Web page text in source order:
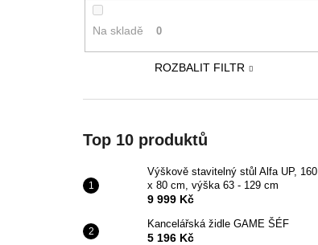
Na skladě 0
ROZBALIT FILTR
Top 10 produktů
Výškově stavitelný stůl Alfa UP, 160
x 80 cm, výška 63 - 129 cm
9 999 Kč
Kancelářská židle GAME ŠÉF
5 196 Kč